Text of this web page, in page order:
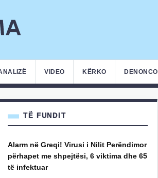
VIDEO KËRKO DENONCO
TË FUNDIT
Alarm në Greqi! Virusi i Nilit Perëndimor
përhapet me shpejtësi, 6 viktima dhe 65
të infektuar